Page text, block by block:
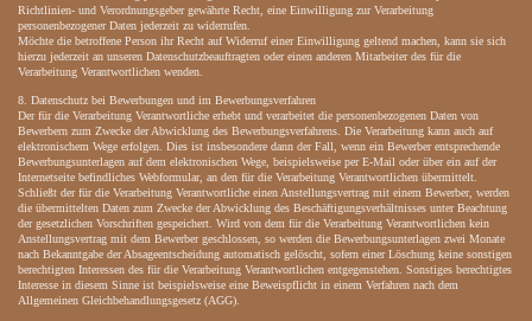
Richtlinien- und Verordnungsgeber gewährte Recht, eine Einwilligung zur Verarbeitung
personenbezogener Daten jederzeit zu widerrufen.
Möchte die betroffene Person ihr Recht auf Widerruf einer Einwilligung geltend machen, kann sie sich
hierzu jederzeit an unseren Datenschutzbeauftragten oder einen anderen Mitarbeiter des für die
Verarbeitung Verantwortlichen wenden.
8. Datenschutz bei Bewerbungen und im Bewerbungsverfahren
Der für die Verarbeitung Verantwortliche erhebt und verarbeitet die personenbezogenen Daten von
Bewerbern zum Zwecke der Abwicklung des Bewerbungsverfahrens. Die Verarbeitung kann auch auf
elektronischem Wege erfolgen. Dies ist insbesondere dann der Fall, wenn ein Bewerber entsprechende
Bewerbungsunterlagen auf dem elektronischen Wege, beispielsweise per E-Mail oder über ein auf der
Internetseite befindliches Webformular, an den für die Verarbeitung Verantwortlichen übermittelt.
Schließt der für die Verarbeitung Verantwortliche einen Anstellungsvertrag mit einem Bewerber, werden
die übermittelten Daten zum Zwecke der Abwicklung des Beschäftigungsverhältnisses unter Beachtung
der gesetzlichen Vorschriften gespeichert. Wird von dem für die Verarbeitung Verantwortlichen kein
Anstellungsvertrag mit dem Bewerber geschlossen, so werden die Bewerbungsunterlagen zwei Monate
nach Bekanntgabe der Absageentscheidung automatisch gelöscht, sofern einer Löschung keine sonstigen
berechtigten Interessen des für die Verarbeitung Verantwortlichen entgegenstehen. Sonstiges berechtigtes
Interesse in diesem Sinne ist beispielsweise eine Beweispflicht in einem Verfahren nach dem
Allgemeinen Gleichbehandlungsgesetz (AGG).